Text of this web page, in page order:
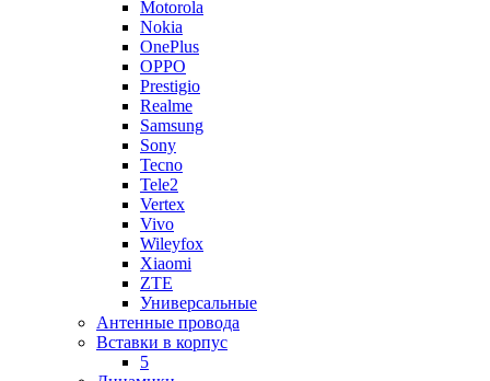
Motorola
Nokia
OnePlus
OPPO
Prestigio
Realme
Samsung
Sony
Tecno
Tele2
Vertex
Vivo
Wileyfox
Xiaomi
ZTE
Универсальные
Антенные провода
Вставки в корпус
5